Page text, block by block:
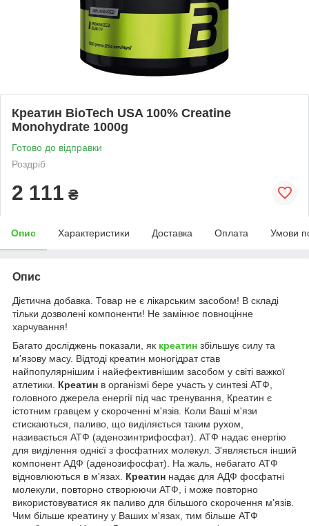
Креатин BioTech USA 100% Creatine
Monohydrate 1000g
Готово до відправки
Роздріб
2 111 ₴
Опис Характеристики Доставка Оплата Умови
Опис
Дієтична добавка. Товар не є лікарським засобом! В складі
тільки дозволені компоненти! Не замінює повноцінне
харчування!
Багато досліджень показали, як креатин збільшує силу та
м'язову масу. Відтоді креатин моногідрат став
найпопулярнішим і найефективнішим засобом у світі важкої
атлетики. Креатин в організмі бере участь у синтезі АТФ,
головного джерела енергії під час тренування, Креатин є
істотним гравцем у скороченні м'язів. Коли Ваші м'язи
стискаються, паливо, що виділяється таким рухом,
називається АТФ (аденозинтрифосфат). АТФ надає енергію
для виділення однієї з фосфатних молекул. З'являється інший
компонент АДФ (аденозифосфат). На жаль, небагато АТФ
відновлюються в м'язах. Креатин надає для АДФ фосфатні
молекули, повторно створюючи АТФ, і може повторно
використовуватися як паливо для більшого скорочення м'язів.
Чим більше креатину у Ваших м'язах, тим більше АТФ